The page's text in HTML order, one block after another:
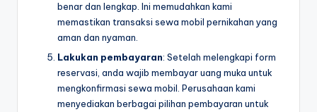
benar dan lengkap. Ini memudahkan kami
memastikan transaksi sewa mobil pernikahan yang
aman dan nyaman.
Lakukan pembayaran: Setelah melengkapi form
reservasi, anda wajib membayar uang muka untuk
mengkonfirmasi sewa mobil. Perusahaan kami
menyediakan berbagai pilihan pembayaran untuk